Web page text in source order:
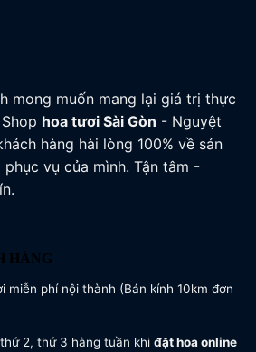
mong muốn mang lại giá trị thực
hoa tươi Sài Gòn - Nguyệt
hàng hài lòng 100% về sản
vụ của mình. Tận tâm -
HÀNG
miễn phí nội thành (Bán kính 10km đơn
2, thứ 3 hàng tuần khi đặt hoa online